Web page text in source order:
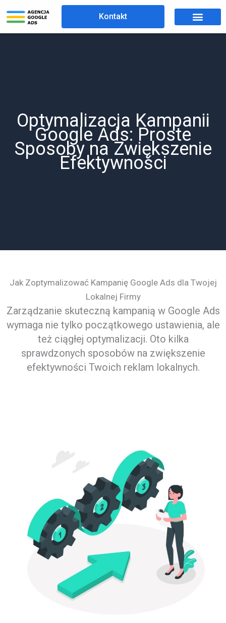
do
treści
Kontakt
Optymalizacja Kampanii
Google Ads: Proste
Sposoby na Zwiększenie
Efektywności
Jak Zoptymalizować Kampanię Google Ads dla Twojej
Lokalnej Firmy
Zarządzanie skuteczną kampanią w Google Ads
wymaga nie tylko początkowego ustawienia, ale
też ciągłej optymalizacji. Oto kilka
sprawdzonych sposobów na zwiększenie
efektywności Twoich reklam lokalnych.